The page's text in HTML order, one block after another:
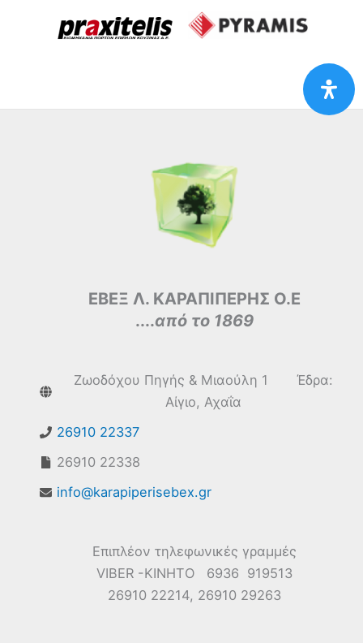
ΕΒΕΞ Λ. ΚΑΡΑΠΙΠΕΡΗΣ Ο.Ε
....από το 1869
Ζωοδόχου Πηγής & Μιαούλη 1 Έδρα:
Αίγιο, Αχαΐα
26910 22337
26910 22338
info@karapiperisebex.gr
Επιπλέον τηλεφωνικές γραμμές
VIBER -ΚΙΝΗΤΟ 6936 919513
26910 22214, 26910 29263